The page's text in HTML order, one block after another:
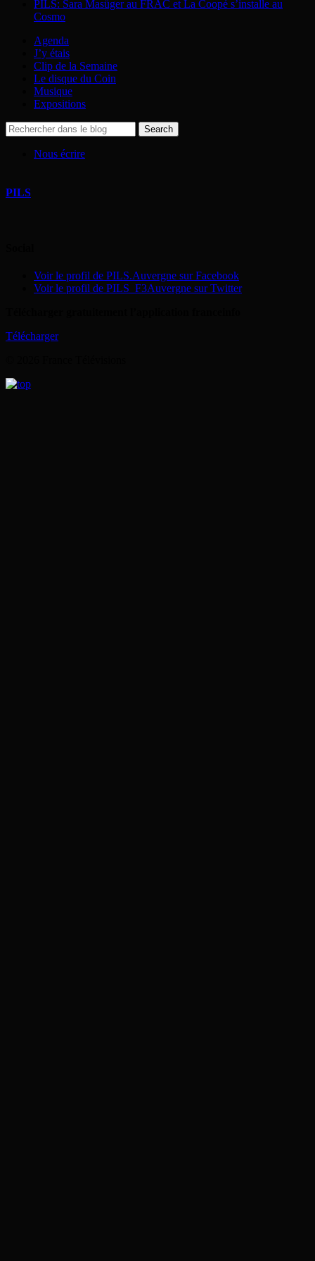
PILS: Sara Masüger au FRAC et La Coopé s’installe au
Cosmo
Agenda
J’y étais
Clip de la Semaine
Le disque du Coin
Musique
Expositions
Nous écrire
PILS
Voir le profil de PILS.Auvergne sur Facebook
Voir le profil de PILS_F3Auvergne sur Twitter
Télécharger